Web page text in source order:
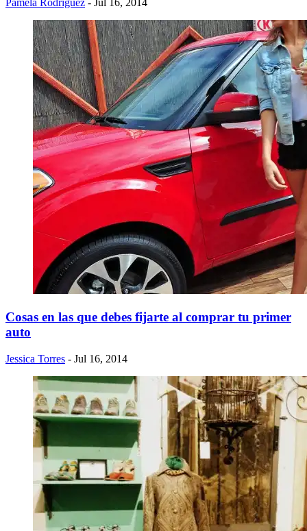
Pamela Rodríguez - Jul 16, 2014
Cosas en las que debes fijarte al comprar tu primer
auto
Jessica Torres - Jul 16, 2014